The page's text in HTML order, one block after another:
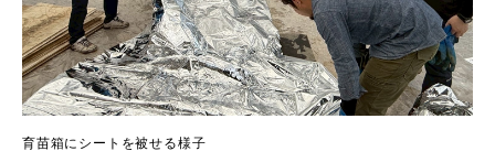
育苗箱にシートを被せる様子